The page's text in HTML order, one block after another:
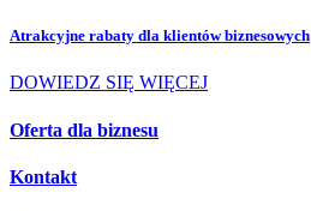
Atrakcyjne rabaty dla klientów biznesowych
DOWIEDZ SIĘ WIĘCEJ
Oferta dla biznesu
Kontakt